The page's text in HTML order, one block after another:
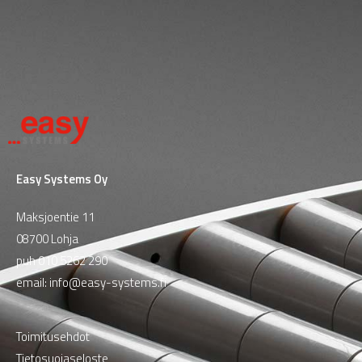
Easy Systems Oy
Maksjoentie 11
08700 Lohja
puh010 5262 290
email: info@easy-systems.fi
Toimitusehdot